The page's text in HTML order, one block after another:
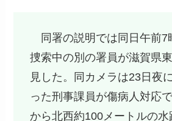
同署の説明では同日午前7
捜索中の別の署員が滋賀県
見した。同カメラは23日夜
った刑事課員が傷病人対応
から北西約100メートルの水